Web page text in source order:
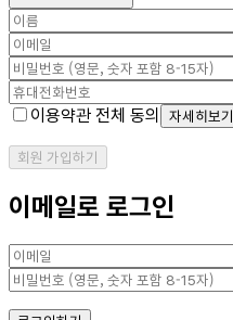
이용약관 전체 동의 자세히보기
회원 가입하기
이메일로 로그인